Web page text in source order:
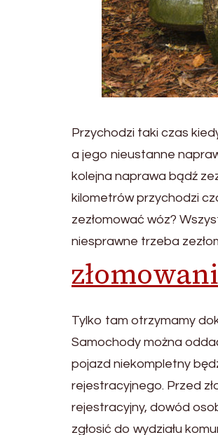
Przychodzi taki czas
a jego nieustanne
kolejna naprawa bądź
kilometrów przychodzi
zezłomować wóz?
niesprawne trzeba
Tylko tam otrzymamy
Samochody można
pojazd niekompletny
rejestracyjnego. Przed
rejestracyjny, dowód
zgłosić do wydziału